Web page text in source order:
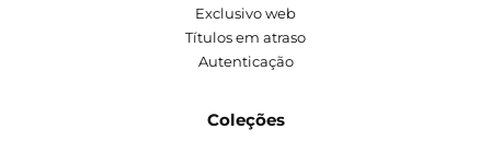
Exclusivo web
Títulos em atraso
Autenticação
Coleções